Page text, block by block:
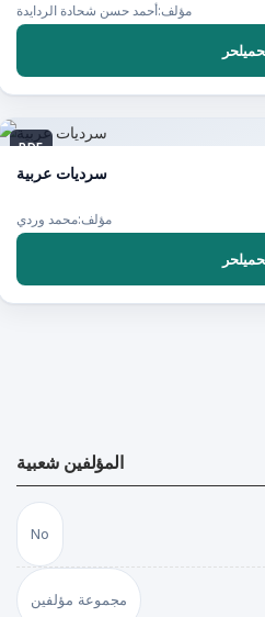
مؤلف:أحمد حسن شحادة الردايدة
PDF
سرديات عربية
مؤلف:محمد وردي
المؤلفين شعبية
No
مجموعة مؤلفين